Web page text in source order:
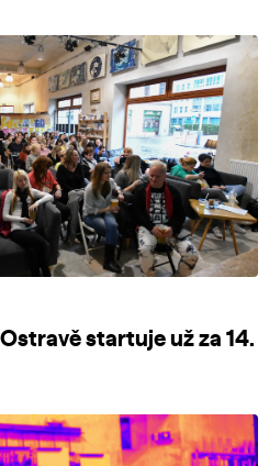
startuje už za 14.